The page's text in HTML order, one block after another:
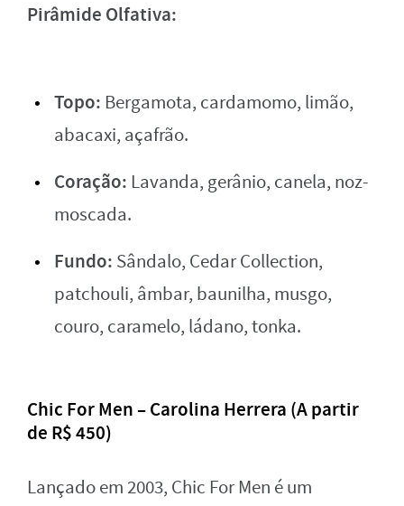
Pirâmide Olfativa:
Topo: Bergamota, cardamomo, limão,
abacaxi, açafrão.
Coração: Lavanda, gerânio, canela, noz-
moscada.
Fundo: Sândalo, Cedar Collection,
patchouli, âmbar, baunilha, musgo,
couro, caramelo, ládano, tonka.
Chic For Men – Carolina Herrera (A partir
de R$ 450)
Lançado em 2003, Chic For Men é um